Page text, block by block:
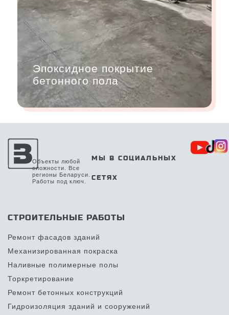
Эпоксидное покрытие
бетонного пола
Объекты любой
сложности. Все
регионы Беларуси.
Работы под ключ.
МЫ В СОЦИАЛЬНЫХ
СЕТЯХ
СТРОИТЕЛЬНЫЕ РАБОТЫ
Ремонт фасадов зданий
Механизированная покраска
Наливные полимерные полы
Торкретирование
Ремонт бетонных конструкций
Гидроизоляция зданий и сооружений